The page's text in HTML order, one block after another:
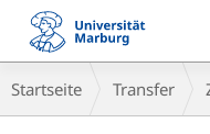
Mobile-
Navigation
Hauptinhalt
Breadcrumb-
Navigation
Startseite Transfer